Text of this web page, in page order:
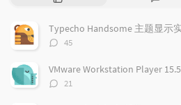
章
评
论
Typecho Handsome 主题显示
评
数：
45
VMware Workstation Player
评
21